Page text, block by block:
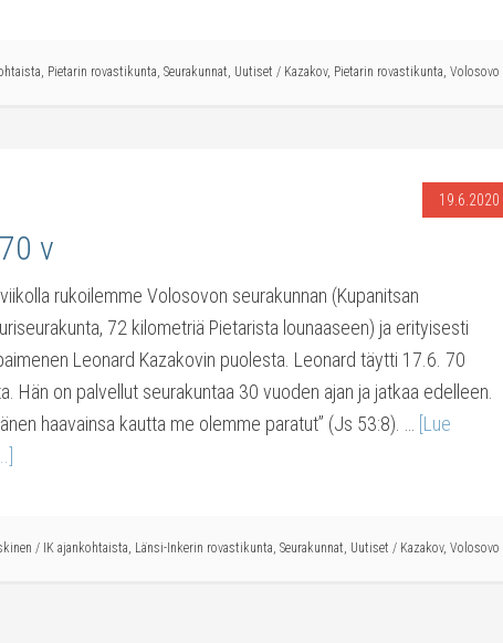
, Pietarin rovastikunta, Seurakunnat, Uutiset / Kazakov, Pietarin rovastikunta, Volosovo
19.6.2020
v
rukoilemme Volosovon seurakunnan (Kupanitsan
72 kilometriä Pietarista lounaaseen) ja erityisesti
Leonard Kazakovin puolesta. Leonard täytti 17.6. 70
Hän on palvellut seurakuntaa 30 vuoden ajan ja jatkaa edelleen.
haavainsa kautta me olemme paratut” (Js 53:8). …
[Lue
/ IK ajankohtaista, Länsi-Inkerin rovastikunta, Seurakunnat, Uutiset / Kazakov, Volosovo